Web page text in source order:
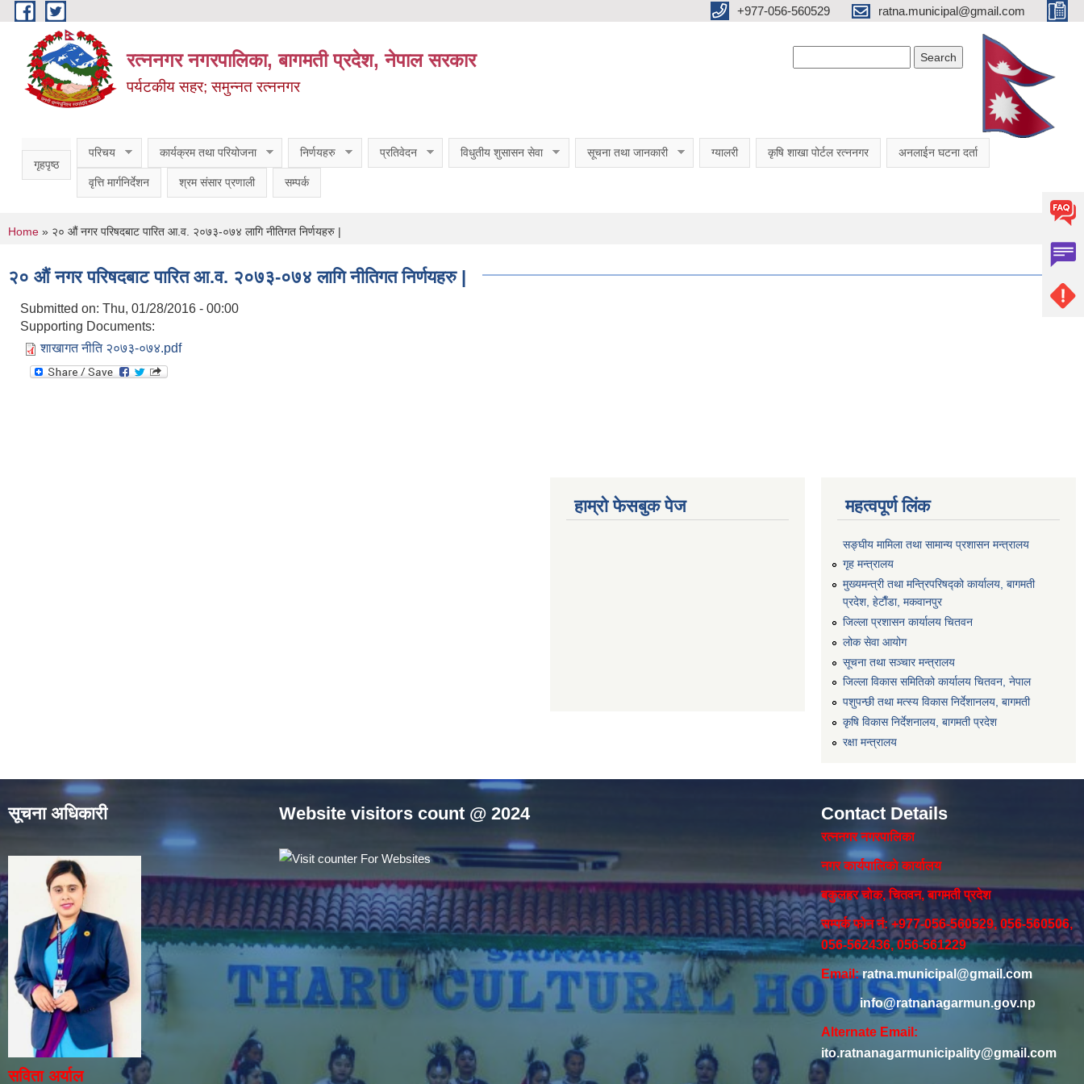
Skip to main content +977-056-560529 ratna.municipal@gmail.com
रत्ननगर नगरपालिका, बागमती प्रदेश, नेपाल सरकार
पर्यटकीय सहर; समुन्नत रत्ननगर
गृहपृष्ठ
परिचय कार्यक्रम तथा परियोजना निर्णयहरु प्रतिवेदन विधुतीय शुसासन सेवा सूचना तथा जानकारी ग्यालरी कृषि शाखा पोर्टल रत्ननगर अनलाईन घटना दर्ता
वृत्ति मार्गनिर्देशन श्रम संसार प्रणाली सम्पर्क
You are here
Home » २० औं नगर परिषदबाट पारित आ.व. २०७३-०७४ लागि नीतिगत निर्णयहरु |
२० औं नगर परिषदबाट पारित आ.व. २०७३-०७४ लागि नीतिगत निर्णयहरु |
Submitted on: Thu, 01/28/2016 - 00:00
Supporting Documents:
शाखागत नीति २०७३-०७४.pdf
हाम्रो फेसबुक पेज महत्वपूर्ण लिंक
सङ्‍घीय मामिला तथा सामान्य प्रशासन मन्त्रालय
गृह मन्त्रालय
मुख्यमन्त्री तथा मन्त्रिपरिषद्को कार्यालय, बागमती
प्रदेश, हेटाैँडा, मकवानपुर
जिल्ला प्रशासन कार्यालय चितवन
लोक सेवा आयोग
सूचना तथा सञ्चार मन्त्रालय
जिल्ला विकास समितिको कार्यालय चितवन, नेपाल
पशुपन्छी तथा मत्स्य विकास निर्देशानलय, बागमती
कृषि विकास निर्देशनालय, बागमती प्रदेश
रक्षा मन्त्रालय
सूचना अधिकारी
सविता अर्याल
Website visitors count @ 2024 Contact Details
रत्ननगर नगरपालिका
नगर कार्यपालिकाे कार्यालय‍
बकुलहर चोक, चितवन, बागमती प्रदेश
सम्पर्क फोन नं: +977-056-560529, 056-560506,
056-562436, 056-561229
Email:ratna.municipal@gmail.com
info@ratnanagarmun.gov.np
Alternate Email:
ito.ratnanagarmunicipality@gmail.com